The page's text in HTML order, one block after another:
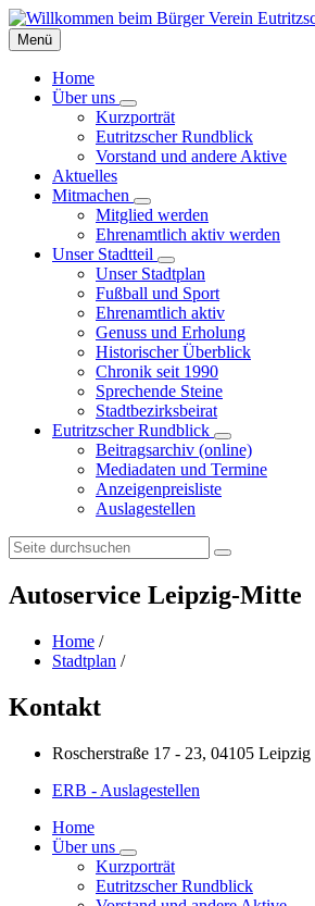
Skip
to
content
Skip
to
left
sidebar
Skip
to
footer
Menü
Home
Über uns
Kurzporträt
Eutritzscher Rundblick
Vorstand und andere Aktive
Aktuelles
Mitmachen
Mitglied werden
Ehrenamtlich aktiv werden
Unser Stadtteil
Unser Stadtplan
Fußball und Sport
Ehrenamtlich aktiv
Genuss und Erholung
Historischer Überblick
Chronik seit 1990
Sprechende Steine
Stadtbezirksbeirat
Eutritzscher Rundblick
Beitragsarchiv (online)
Mediadaten und Termine
Anzeigenpreisliste
Auslagestellen
Search:
Autoservice Leipzig-Mitte
Home /
Stadtplan /
Kontakt
Roscherstraße 17 - 23, 04105 Leipzig
ERB - Auslagestellen
Home
Über uns
Kurzporträt
Eutritzscher Rundblick